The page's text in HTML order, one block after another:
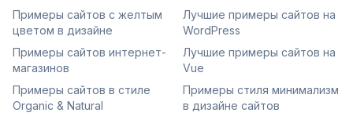
Примеры сайтов с желтым
цветом в дизайне
Лучшие примеры сайтов на
WordPress
Примеры сайтов интернет-
магазинов
Лучшие примеры сайтов на
Vue
Примеры сайтов в стиле
Organic & Natural
Примеры стиля минимализм
в дизайне сайтов